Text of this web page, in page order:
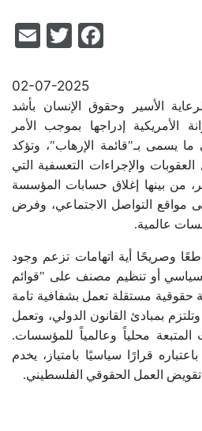
02-07-2025
الأسير وحقوق الإنسان بأشد
الأمريكية إدراجها بموجب الأمر
على ما يسمى بـ"قائمة الإرهاب"، وتؤكد
والإجراءات التعسفية التي
من بينها إغلاق حسابات المؤسسة
مواقع التواصل الاجتماعي، وفرض
عالمية.
وصريحًا أية اتهامات تزعم وجود
أو تنظيم مصنف على "قوائم
مستقلة تعمل بشفافية تامة
بمبادئ القانون الدولي، وتعمل
محلياً وعالمياً للمؤسسات.
قرارًا سياسيًا بامتياز، يخدم
العمل الحقوقي الفلسطيني.